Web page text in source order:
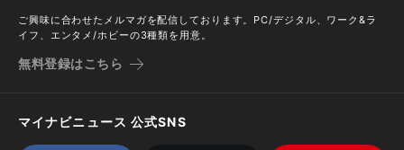
ご興味に合わせたメルマガを配信しております。PC/デジタル、ワーク&ラ
イフ、エンタメ/ホビーの3種類を用意。
無料登録はこちら
マイナビニュース 公式SNS